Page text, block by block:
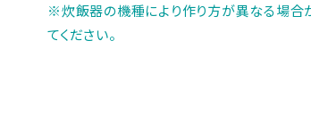
※炊飯器の機種により作り方が異なる場合
てください。